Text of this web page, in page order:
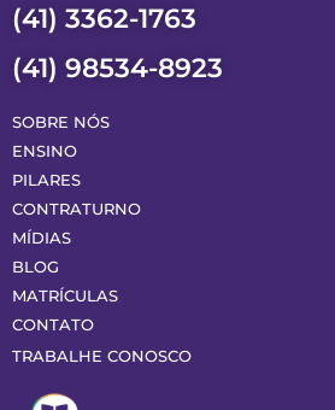
(41) 3362-1763
(41) 98534-8923
SOBRE NÓS
ENSINO
PILARES
CONTRATURNO
MÍDIAS
BLOG
MATRÍCULAS
CONTATO
TRABALHE CONOSCO